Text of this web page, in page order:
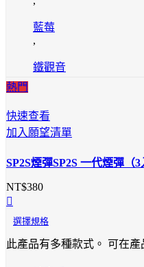
藍莓
,
鐵觀音
熱門
快速查看
加入願望清單
SP2S煙彈SP2S 一代煙彈（
NT$380
選擇規格
此產品有多種款式。 可在